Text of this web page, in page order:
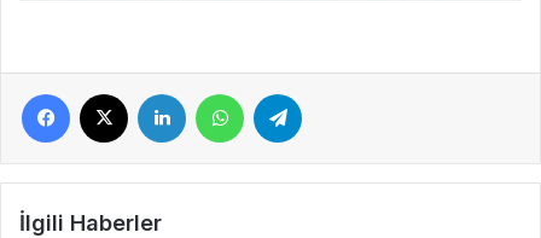
Facebook LinkedIn WhatsApp
İlgili Haberler